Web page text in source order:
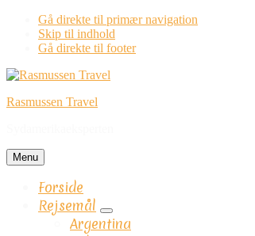
Gå direkte til primær navigation
Skip til indhold
Gå direkte til footer
Rasmussen Travel
Menu
Forside
Rejsemål
Submenu
Argentina